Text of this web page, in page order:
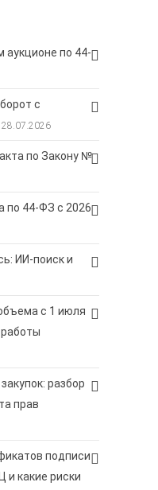
аукционе по 44-
с
28.07.2026
по Закону №
по 44-ФЗ с 2026
ИИ-поиск и
с 1 июля
разбор
прав
подписи
и какие риски